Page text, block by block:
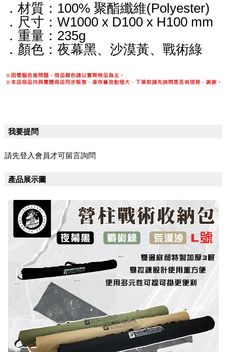
．材質：100% 聚酯纖維(Polyester)
．尺寸：W1000 x D100 x H100 mm
．重量：235g
．顏色：夜幕黑、沙漠黃、戰術綠
我要提問
請先登入會員才可留言詢問
產品展示圖